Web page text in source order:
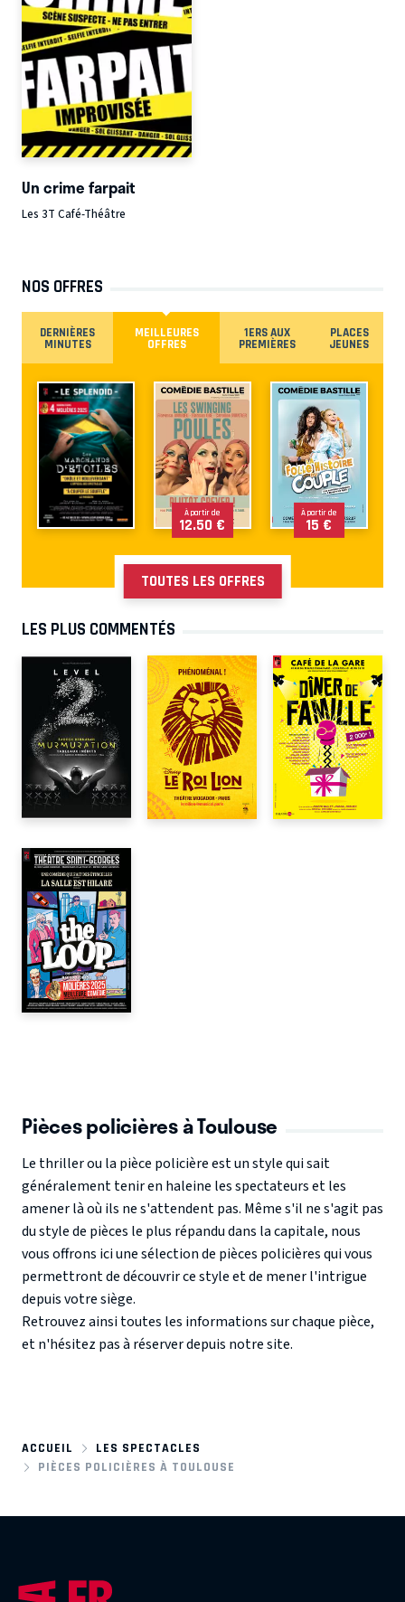
Un crime farpait
Les 3T Café-Théâtre
NOS OFFRES
DERNIÈRES
MINUTES
MEILLEURES
OFFRES
1ERS AUX
PREMIÈRES
PLACES
JEUNES
À partir de
12.50 €
À partir de
15 €
TOUTES LES OFFRES
LES PLUS COMMENTÉS
Pièces policières à Toulouse
Le thriller ou la pièce policière est un style qui sait
généralement tenir en haleine les spectateurs et les
amener là où ils ne s'attendent pas. Même s'il ne s'agit pas
du style de pièces le plus répandu dans la capitale, nous
vous offrons ici une sélection de pièces policières qui vous
permettront de découvrir ce style et de mener l'intrigue
depuis votre siège.
Retrouvez ainsi toutes les informations sur chaque pièce,
et n'hésitez pas à réserver depuis notre site.
ACCUEIL
LES SPECTACLES
PIÈCES POLICIÈRES À TOULOUSE